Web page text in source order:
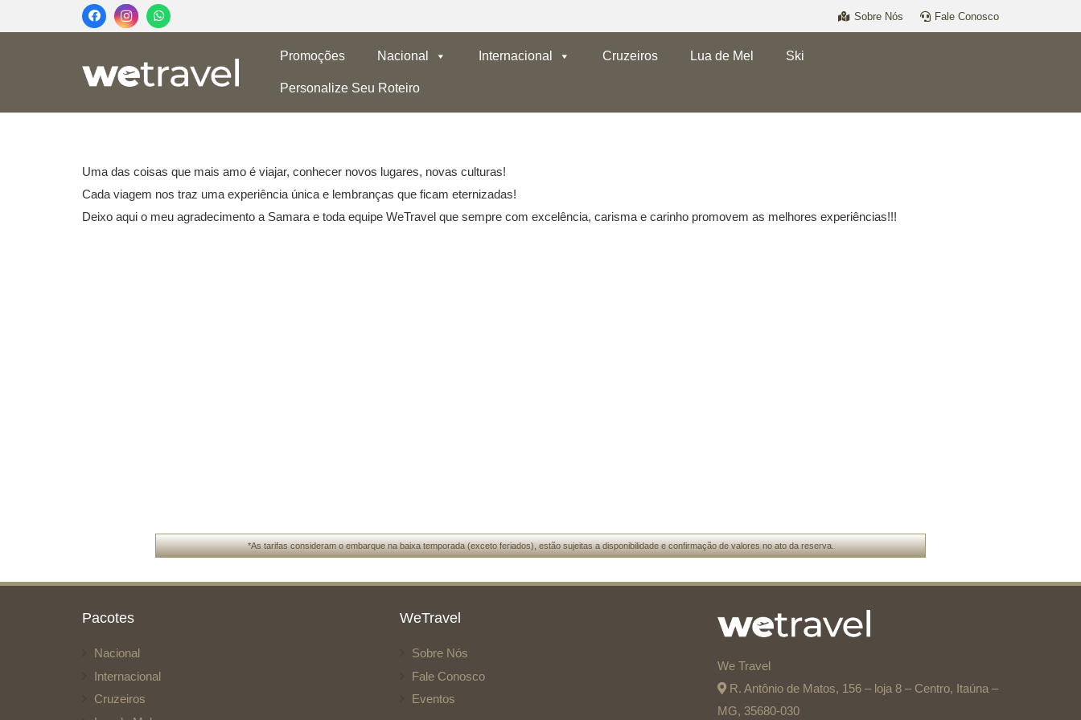
Sobre Nós Fale Conosco
Promoções Nacional Internacional Cruzeiros Lua de Mel Ski
Personalize Seu Roteiro
Uma das coisas que mais amo é viajar, conhecer novos lugares, novas culturas!
Cada viagem nos traz uma experiência única e lembranças que ficam eternizadas!
Deixo aqui o meu agradecimento a Samara e toda equipe WeTravel que sempre com excelência, carisma e carinho promovem as melhores experiências!!!
*As tarifas consideram o embarque na baixa temporada (exceto feriados), estão sujeitas a disponibilidade e confirmação de valores no ato da reserva.
Pacotes
Nacional
Internacional
Cruzeiros
WeTravel
Sobre Nós
Fale Conosco
Eventos
We Travel
R. Antônio de Matos, 156 – loja 8 – Centro, Itaúna –
MG, 35680-030